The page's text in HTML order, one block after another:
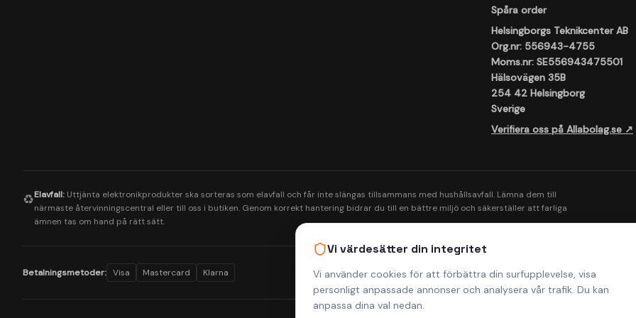
Vi värdesätter din integritet
Vi använder cookies för att förbättra din surfupplevelse, visa
personligt anpassade annonser och analysera vår trafik. Du kan
anpassa dina val nedan.
Spåra order
Helsingborgs Teknikcenter AB
Org.nr: 556943-4755
Moms.nr: SE556943475501
Hälsovägen 35B
254 42 Helsingborg
Sverige
Verifiera oss på Allabolag.se ↗
♻️Elavfall: Uttjänta elektronikprodukter ska sorteras som elavfall och får inte slängas tillsammans med hushållsavfall. Lämna dem till
närmaste återvinningscentral eller till oss i butiken. Genom korrekt hantering bidrar du till en bättre miljö och säkerställer att farliga
ämnen tas om hand på rätt sätt.
Betalningsmetoder: Visa Mastercard Klarna